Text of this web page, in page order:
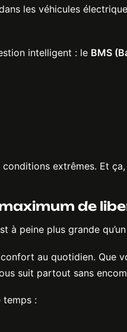
les véhicules
intelligent : le BMS
extrêmes. Et ça,
de
à peine plus grande
au quotidien. Que
suit partout sans
temps :